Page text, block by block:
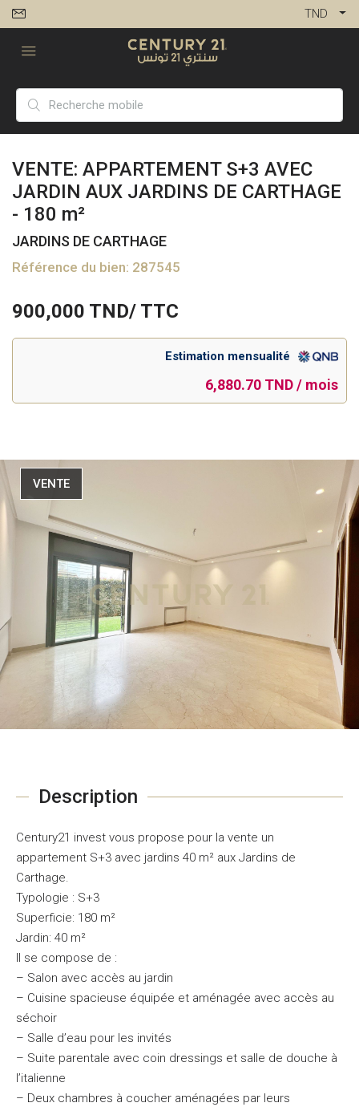
TND
VENTE: APPARTEMENT S+3 AVEC
JARDIN AUX JARDINS DE CARTHAGE
- 180 m²
JARDINS DE CARTHAGE
Référence du bien: 287545
900,000 TND/ TTC
Estimation mensualité
6,880.70 TND / mois
VENTE
Description
Century21 invest vous propose pour la vente un
appartement S+3 avec jardins 40 m² aux Jardins de
Carthage.
Typologie : S+3
Superficie: 180 m²
Jardin: 40 m²
Il se compose de :
– Salon avec accès au jardin
– Cuisine spacieuse équipée et aménagée avec accès au
séchoir
– Salle d’eau pour les invités
– Suite parentale avec coin dressings et salle de douche à
l’italienne
– Deux chambres à coucher aménagées par leurs